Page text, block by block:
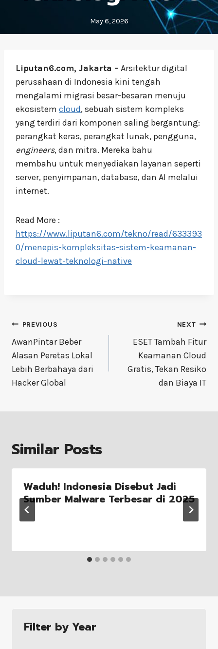
May 6, 2026
Liputan6.com, Jakarta – Arsitektur digital
perusahaan di Indonesia kini tengah
mengalami migrasi besar-besaran menuju
ekosistem cloud, sebuah sistem kompleks
yang terdiri dari komponen saling bergantung:
perangkat keras, perangkat lunak, pengguna,
engineers, dan mitra. Mereka bahu
membahu untuk menyediakan layanan seperti
server, penyimpanan, database, dan AI melalui
internet.
Read More :
https://www.liputan6.com/tekno/read/633393
0/menepis-kompleksitas-sistem-keamanan-
cloud-lewat-teknologi-native
Post
navigation
PREVIOUS
AwanPintar Beber
Alasan Peretas Lokal
Lebih Berbahaya dari
Hacker Global
NEXT
ESET Tambah Fitur
Keamanan Cloud
Gratis, Tekan Resiko
dan Biaya IT
Similar Posts
Waduh! Indonesia Disebut Jadi
Sumber Malware Terbesar di 2025
Filter by Year